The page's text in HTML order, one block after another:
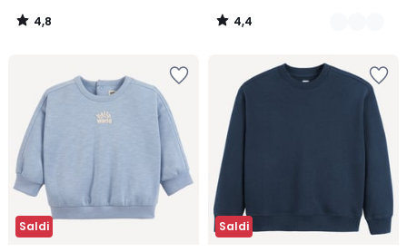
17,99
€
sconto
applicato.
4,8
/
4,4
/
Saldi Saldi